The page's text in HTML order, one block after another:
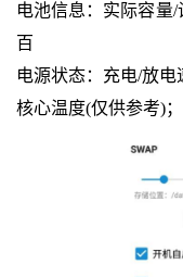
电池信息：实际容量
百
电源状态：充电/放
核心温度(仅供参考)